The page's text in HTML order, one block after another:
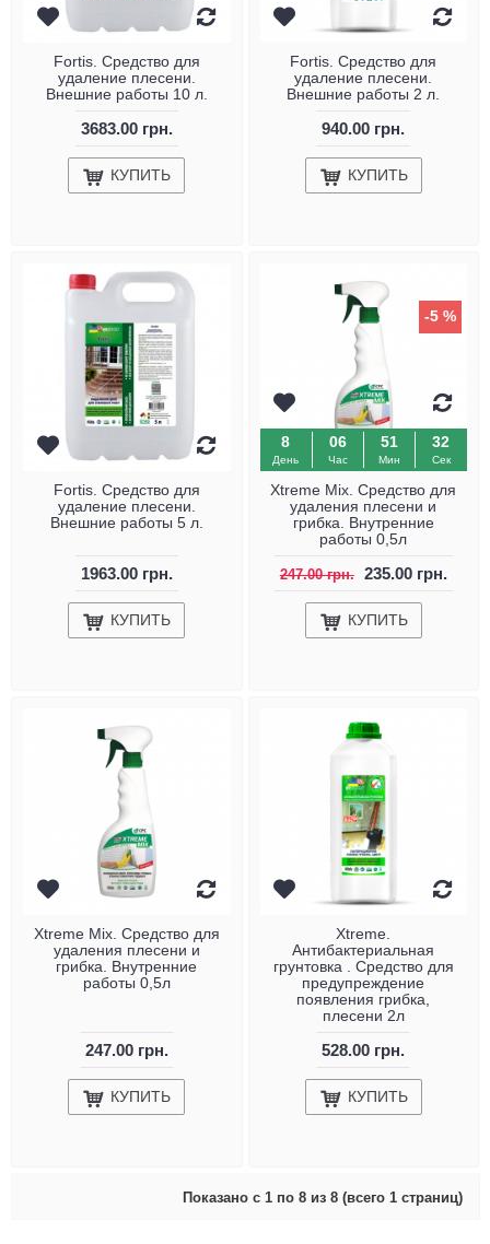
Fortis. Средство для
удаление плесени.
Внешние работы 10 л.
3683.00 грн.
КУПИТЬ
Fortis. Средство для
удаление плесени.
Внешние работы 2 л.
940.00 грн.
КУПИТЬ
Fortis. Средство для
удаление плесени.
Внешние работы 5 л.
1963.00 грн.
КУПИТЬ
-5 %
8
День
06
Час
51
Мин
32
Сек
Xtreme Mix. Средство для
удаления плесени и
грибка. Внутренние
работы 0,5л
247.00 грн. 235.00 грн.
КУПИТЬ
Xtreme Mix. Средство для
удаления плесени и
грибка. Внутренние
работы 0,5л
247.00 грн.
КУПИТЬ
Xtreme.
Антибактериальная
грунтовка . Средство для
предупреждение
появления грибка,
плесени 2л
528.00 грн.
КУПИТЬ
Показано с 1 по 8 из 8 (всего 1 страниц)